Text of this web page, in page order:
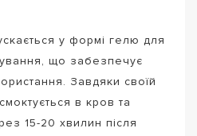
у формі гелю для
що забезпечує
Завдяки своїй
в кров та
15-20 хвилин після